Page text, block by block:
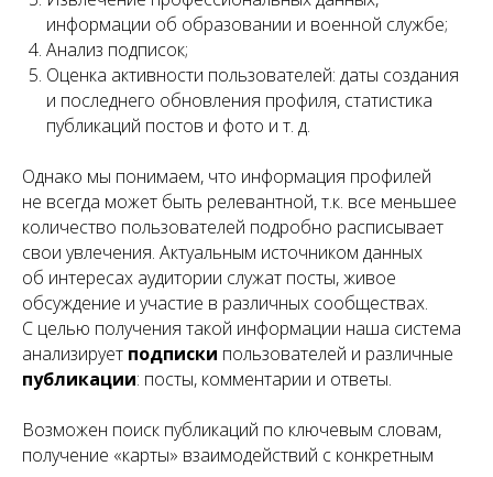
информации об образовании и военной службе;
Анализ подписок;
Оценка активности пользователей: даты создания
и последнего обновления профиля, статистика
публикаций постов и фото и т. д.
Однако мы понимаем, что информация профилей
не всегда может быть релевантной, т.к. все меньшее
количество пользователей подробно расписывает
свои увлечения. Актуальным источником данных
об интересах аудитории служат посты, живое
обсуждение и участие в различных сообществах.
С целью получения такой информации наша система
анализирует подписки пользователей и различные
публикации: посты, комментарии и ответы.
Возможен поиск публикаций по ключевым словам,
получение «карты» взаимодействий с конкретным